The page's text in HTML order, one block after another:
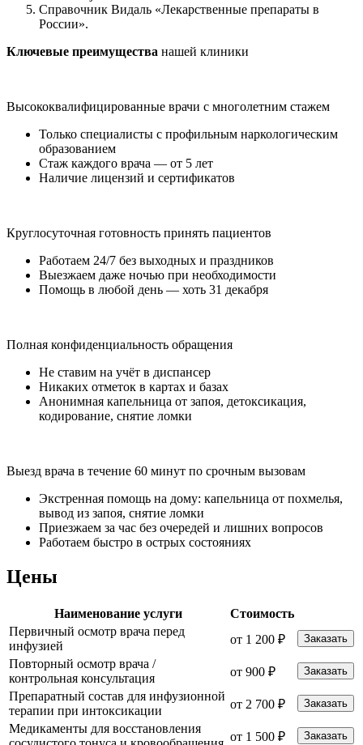
Справочник Видаль «Лекарственные препараты в
России».
Ключевые преимущества нашей клиники
Высококвалифицированные врачи с многолетним стажем
Только специалисты с профильным наркологическим
образованием
Стаж каждого врача — от 5 лет
Наличие лицензий и сертификатов
Круглосуточная готовность принять пациентов
Работаем 24/7 без выходных и праздников
Выезжаем даже ночью при необходимости
Помощь в любой день — хоть 31 декабря
Полная конфиденциальность обращения
Не ставим на учёт в диспансер
Никаких отметок в картах и базах
Анонимная капельница от запоя, детоксикация,
кодирование, снятие ломки
Выезд врача в течение 60 минут по срочным вызовам
Экстренная помощь на дому: капельница от похмелья,
вывод из запоя, снятие ломки
Приезжаем за час без очередей и лишних вопросов
Работаем быстро в острых состояниях
Цены
Наименование услуги
Стоимость
Первичный осмотр врача перед
инфузией
от 1 200 ₽ Заказать
Повторный осмотр врача /
контрольная консультация
от 900 ₽ Заказать
Препаратный состав для инфузионной
терапии при интоксикации
от 2 700 ₽ Заказать
Медикаменты для восстановления
от 1 500 ₽ Заказать